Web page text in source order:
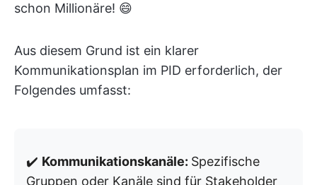
schon Millionäre! 😄
Aus diesem Grund ist ein klarer
Kommunikationsplan im PID erforderlich, der
Folgendes umfasst:
✔️ Kommunikationskanäle: Spezifische
Gruppen oder Kanäle sind für Stakeholder